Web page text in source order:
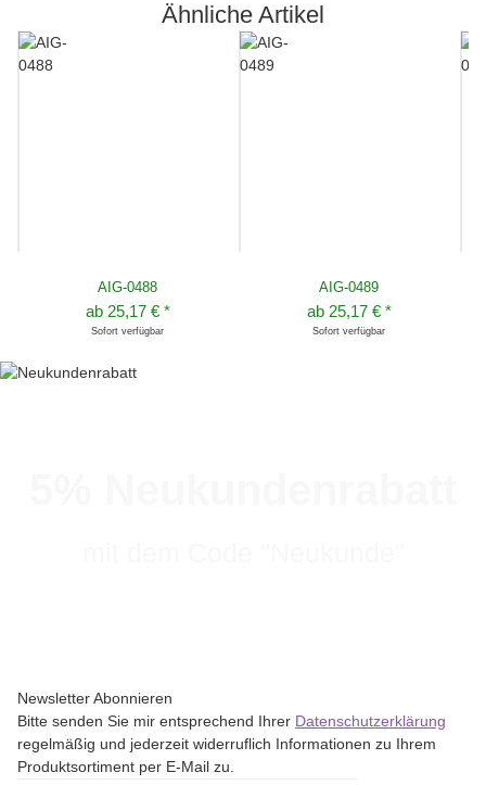
Ähnliche Artikel
AIG-0488
ab 25,17 € *
Sofort verfügbar
AIG-0489
ab 25,17 € *
Sofort verfügbar
Newsletter Abonnieren
Bitte senden Sie mir entsprechend Ihrer Datenschutzerklärung
regelmäßig und jederzeit widerruflich Informationen zu Ihrem
Produktsortiment per E-Mail zu.